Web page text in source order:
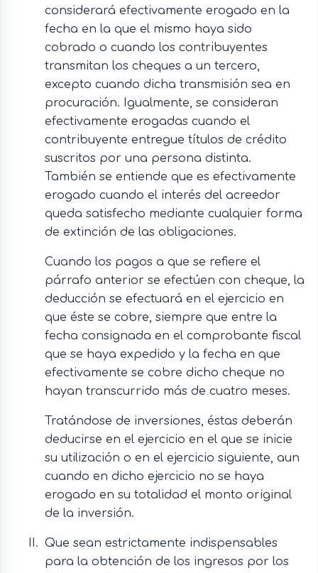
considerará efectivamente erogado en la
fecha en la que el mismo haya sido
cobrado o cuando los contribuyentes
transmitan los cheques a un tercero,
excepto cuando dicha transmisión sea en
procuración. Igualmente, se consideran
efectivamente erogadas cuando el
contribuyente entregue títulos de crédito
suscritos por una persona distinta.
También se entiende que es efectivamente
erogado cuando el interés del acreedor
queda satisfecho mediante cualquier forma
de extinción de las obligaciones.
Cuando los pagos a que se refiere el
párrafo anterior se efectúen con cheque, la
deducción se efectuará en el ejercicio en
que éste se cobre, siempre que entre la
fecha consignada en el comprobante fiscal
que se haya expedido y la fecha en que
efectivamente se cobre dicho cheque no
hayan transcurrido más de cuatro meses.
Tratándose de inversiones, éstas deberán
deducirse en el ejercicio en el que se inicie
su utilización o en el ejercicio siguiente, aun
cuando en dicho ejercicio no se haya
erogado en su totalidad el monto original
de la inversión.
Que sean estrictamente indispensables
para la obtención de los ingresos por los